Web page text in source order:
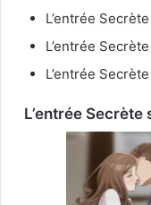
L’entrée Secrète
L’entrée Secrète
L’entrée Secrète
L’entrée Secrète